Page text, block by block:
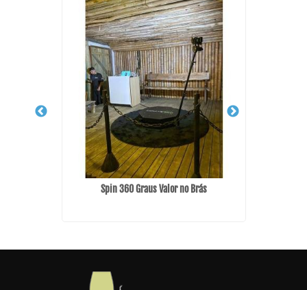
Spin 360 Graus Valor no Brás